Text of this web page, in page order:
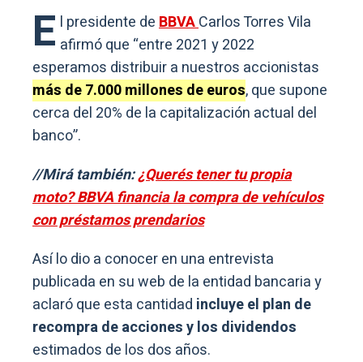
E l presidente deBBVACarlos Torres Vila
afirmó que “entre 2021 y 2022
esperamos distribuir a nuestros accionistas
más de 7.000 millones de euros, que supone
cerca del 20% de la capitalización actual del
banco”.
//Mirá también:¿Querés tener tu propia
moto? BBVA financia la compra de vehículos
con préstamos prendarios
Así lo dio a conocer en una entrevista
publicada en su web de la entidad bancaria y
aclaró que esta cantidad incluye el plan de
recompra de acciones y los dividendos
estimados de los dos años.